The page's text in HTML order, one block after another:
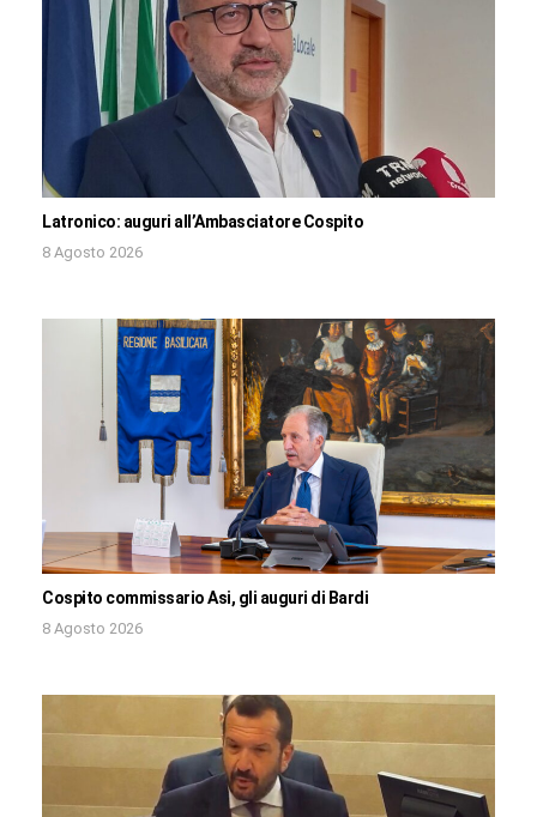
Latronico: auguri all’Ambasciatore Cospito
8 Agosto 2026
Cospito commissario Asi, gli auguri di Bardi
8 Agosto 2026